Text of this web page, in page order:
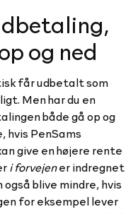
og ned
får udbetalt som
Men har du en
både gå op og
hvis PenSams
give en højere rente
i forvejener indregnet
blive mindre, hvis
for eksempel lever